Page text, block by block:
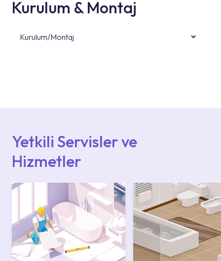
Kurulum & Montaj
Kurulum/Montaj
Yetkili Servisler ve
Hizmetler